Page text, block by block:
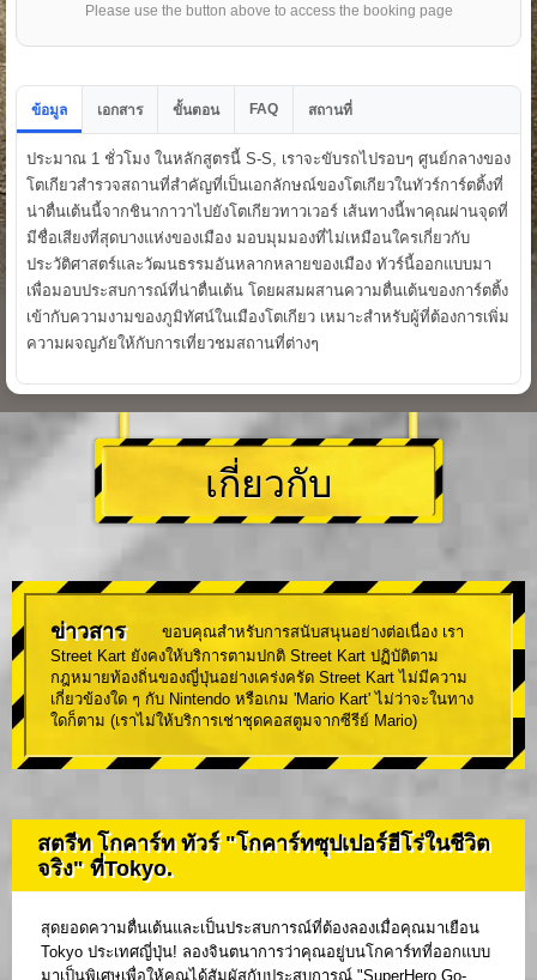
Please use the button above to access the booking page
ข้อมูล เอกสาร ขั้นตอน FAQ สถานที่
ประมาณ 1 ชั่วโมง ในหลักสูตรนี้ S-S, เราจะขับรถไปรอบๆ ศูนย์กลางของ
โตเกียวสำรวจสถานที่สำคัญที่เป็นเอกลักษณ์ของโตเกียวในทัวร์การ์ตติ้งที่
น่าตื่นเต้นนี้จากชินากาวาไปยังโตเกียวทาวเวอร์ เส้นทางนี้พาคุณผ่านจุดที่
มีชื่อเสียงที่สุดบางแห่งของเมือง มอบมุมมองที่ไม่เหมือนใครเกี่ยวกับ
ประวัติศาสตร์และวัฒนธรรมอันหลากหลายของเมือง ทัวร์นี้ออกแบบมา
เพื่อมอบประสบการณ์ที่น่าตื่นเต้น โดยผสมผสานความตื่นเต้นของการ์ตติ้ง
เข้ากับความงามของภูมิทัศน์ในเมืองโตเกียว เหมาะสำหรับผู้ที่ต้องการเพิ่ม
ความผจญภัยให้กับการเที่ยวชมสถานที่ต่างๆ
เกี่ยวกับ
ข่าวสาร
ขอบคุณสำหรับการสนับสนุนอย่างต่อเนื่อง เรา
Street Kart ยังคงให้บริการตามปกติ Street Kart ปฏิบัติตาม
กฎหมายท้องถิ่นของญี่ปุ่นอย่างเคร่งครัด Street Kart ไม่มีความ
เกี่ยวข้องใด ๆ กับ Nintendo หรือเกม 'Mario Kart' ไม่ว่าจะในทาง
ใดก็ตาม (เราไม่ให้บริการเช่าชุดคอสตูมจากซีรีย์ Mario)
สตรีท โกคาร์ท ทัวร์ "โกคาร์ทซุปเปอร์ฮีโร่ในชีวิต
จริง" ที่Tokyo.
สุดยอดความตื่นเต้นและเป็นประสบการณ์ที่ต้องลองเมื่อคุณมาเยือน
Tokyo ประเทศญี่ปุ่น! ลองจินตนาการว่าคุณอยู่บนโกคาร์ทที่ออกแบบ
มาเป็นพิเศษเพื่อให้คุณได้สัมผัสกับประสบการณ์ "SuperHero Go-